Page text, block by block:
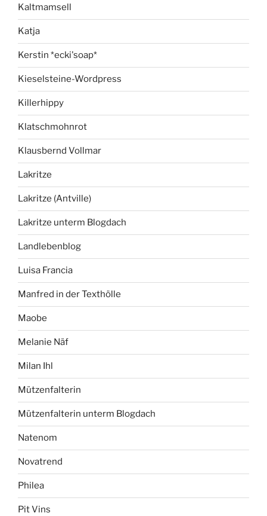
Kaltmamsell
Katja
Kerstin *ecki'soap*
Kieselsteine-Wordpress
Killerhippy
Klatschmohnrot
Klausbernd Vollmar
Lakritze
Lakritze (Antville)
Lakritze unterm Blogdach
Landlebenblog
Luisa Francia
Manfred in der Texthölle
Maobe
Melanie Näf
Milan Ihl
Mützenfalterin
Mützenfalterin unterm Blogdach
Natenom
Novatrend
Philea
Pit Vins